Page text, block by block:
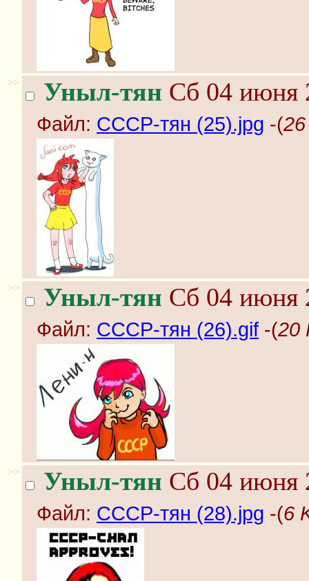
>> Уныл-тян Сб 04 июня
Файл: СССР-тян (25).jpg -(
>> Уныл-тян Сб 04 июня
Файл: СССР-тян (26).gif -(20
>> Уныл-тян Сб 04 июня
Файл: СССР-тян (28).jpg -(6